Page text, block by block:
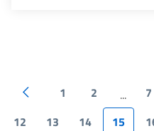
1 2 ... 7
12
13 14 15